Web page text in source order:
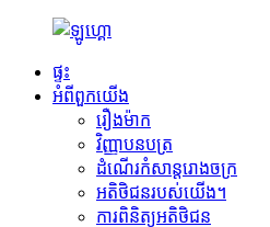
ផ្ទះ
អំពីពួកយើង
រឿងម៉ាក
វិញ្ញាបនបត្រ
ដំណើរកំសាន្តរោងចក្រ
អតិថិជនរបស់យើង។
ការពិនិត្យអតិថិជន